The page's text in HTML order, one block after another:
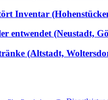
Inventar
entwendet (Neustadt,
(Altstadt,